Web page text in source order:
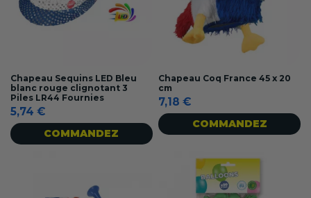
Chapeau Sequins LED Bleu
blanc rouge clignotant 3
Piles LR44 Fournies
5,74 €
COMMANDEZ
Chapeau Coq France 45 x 20
cm
7,18 €
COMMANDEZ